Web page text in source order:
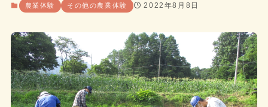
農業体験 その他の農業体験 2022年8月8日